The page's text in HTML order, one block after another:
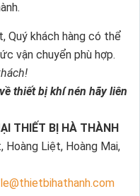
Quý khách hàng có thể
vận chuyển phù hợp.
thiết bị khí nén hãy liên
THIẾT BỊ HÀ THÀNH
Hoàng Liệt, Hoàng Mai,